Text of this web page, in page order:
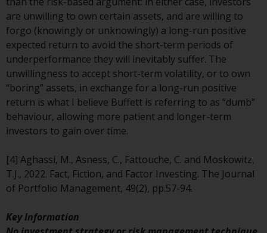
Fähigkeiten von Redwheel und
dient nur zu
Informationszwecken. Keines der
auf dieser Website enthaltenen
Materialien soll ein
Verkaufsangebot oder eine
Aufforderung oder Aufforderung
zur Abgabe eines Angebots zum
Kauf von Produkten oder
Dienstleistungen darstellen, die
verbundenen Unternehmen
bereitgestellt werden, und darf
nicht im Zusammenhang mit
herangezogen werden. Diese
are unwilling to own certain assets, and are willing to
forgo (knowingly or unknowingly) a long-run positive
expected return to avoid the short-term periods of
underperformance they will inevitably suffer. The
unwillingness to accept short-term volatility, or to own
“boring” assets, in exchange for a long-run positive
return is what I believe Buffett is referring to as “dumb”
behaviour, allowing more patient and longer-term
investors to gain over time.
[4] Aghassi, M., Asness, C., Fattouche, C. and Moskowitz,
T.J., 2022. Fact, Fiction, and Factor Investing. The Journal
of Portfolio Management, 49(2), pp.57-94.
Key Information